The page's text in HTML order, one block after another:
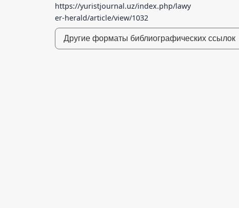
https://yuristjournal.uz/index.php/lawy
er-herald/article/view/1032
Другие форматы библиографических ссылок